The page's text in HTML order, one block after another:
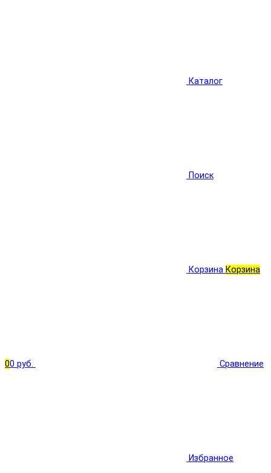
Каталог
Поиск
Корзина Корзина
00 руб. Сравнение
Избранное